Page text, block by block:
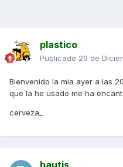
plastico
Publicado 29 de
Bienvenido la mia ayer a las
que la he usado me ha
cerveza_